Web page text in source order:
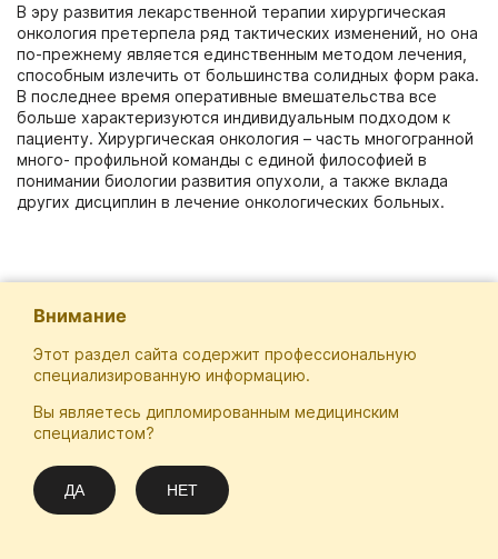
В эру развития лекарственной терапии хирургическая
онкология претерпела ряд тактических изменений, но она
по-прежнему является единственным методом лечения,
способным излечить от большинства солидных форм рака.
В последнее время оперативные вмешательства все
больше характеризуются индивидуальным подходом к
пациенту. Хирургическая онкология – часть многогранной
много- профильной команды c единой философией в
понимании биологии развития опухоли, а также вклада
других дисциплин в лечение онкологических больных.
Внимание
Этот раздел сайта содержит профессиональную
специализированную информацию.
Вы являетесь дипломированным медицинским
специалистом?
ДА НЕТ
Отечественная Школа Онкологов
Email
info@practical-oncology.ru